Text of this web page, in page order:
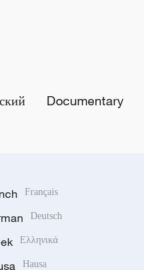
Documentary
Français
Deutsch
Ελληνικά
Hausa